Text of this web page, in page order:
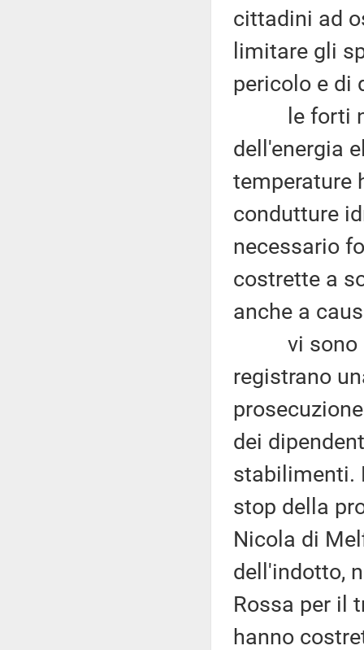
cittadini ad
limitare gli
pericolo e di
le forti
dell'energia
temperature
condutture
necessario
costrette a
anche a
vi sono
registrano
dei
stabilimenti.
stop della
Nicola di
dell'indotto,
Rossa per il
hanno